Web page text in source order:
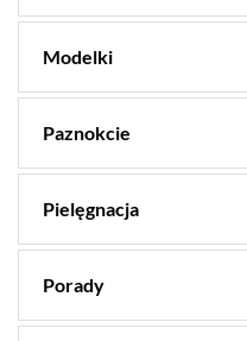
Modelki
Paznokcie
Pielęgnacja
Porady